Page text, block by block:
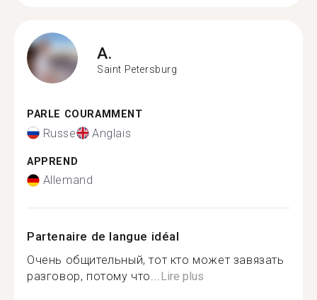
A.
Saint Petersburg
PARLE COURAMMENT
Russe Anglais
APPREND
Allemand
Partenaire de langue idéal
Очень общительный, тот кто может завязать
разговор, потому что...Lire plus